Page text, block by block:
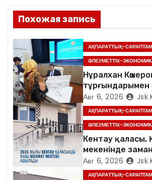
я
п
о
з
а
п
и
с
Похожая запись
АҚПАРАТТЫҚ-
ӘЛЕУМЕТТІК-
Нұралхан
тұрғындарымен
Авг 6, 2026
АҚПАРАТТЫҚ-
ӘЛЕУМЕТТІК-
Кентау қаласы,
мекенінде
«Достық үйі»
Авг 6, 2026
АҚПАРАТТЫҚ-